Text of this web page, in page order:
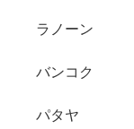
ラノーン
バンコク
パタヤ